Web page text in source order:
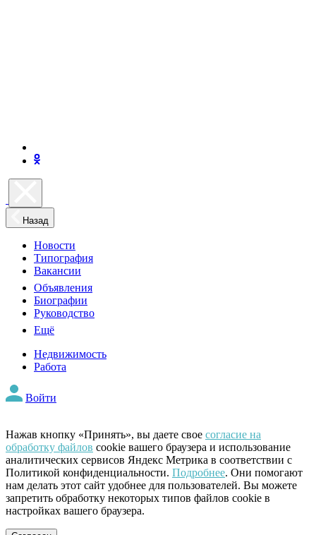
Назад
Новости
Типография
Вакансии
Объявления
Биографии
Руководство
Ещё
Недвижимость
Работа
Войти
Нажав кнопку «Принять», вы даете свое согласие на
обработку файлов cookie вашего браузера и использование
аналитических сервисов Яндекс Метрика в соответствии с
Политикой конфиденциальности. Подробнее. Они помогают
нам делать этот сайт удобнее для пользователей. Вы можете
запретить обработку некоторых типов файлов cookie в
настройках вашего браузера.